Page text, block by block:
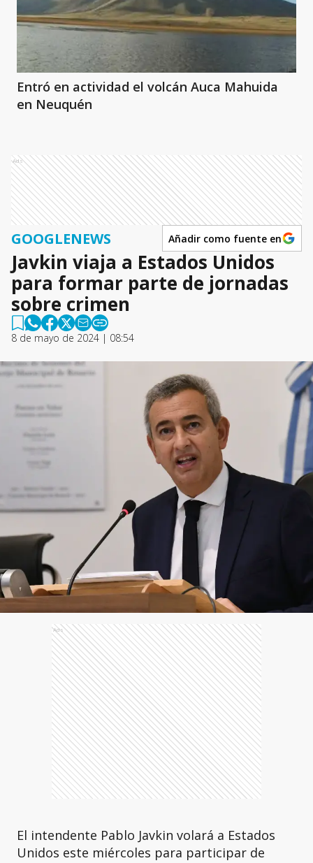
Entró en actividad el volcán Auca Mahuida
en Neuquén
Ads
GOOGLENEWS Añadir como fuente en
Javkin viaja a Estados Unidos
para formar parte de jornadas
sobre crimen
8 de mayo de 2024 | 08:54
Ads
El intendente Pablo Javkin volará a Estados
Unidos este miércoles para participar de